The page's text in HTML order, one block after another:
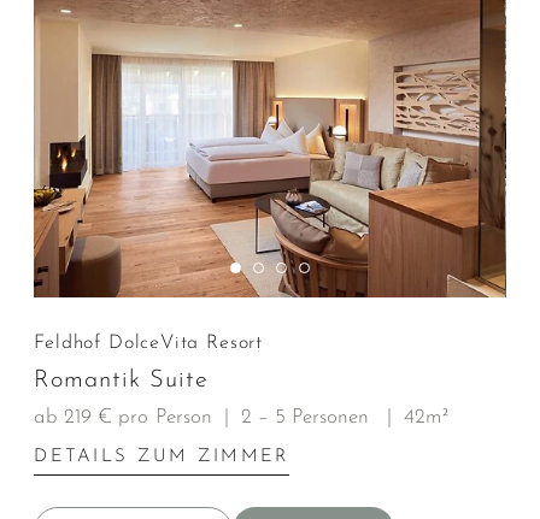
Feldhof DolceVita Resort
Romantik Suite
ab 219 € pro Person 2 – 5 Personen 42m²
DETAILS ZUM ZIMMER